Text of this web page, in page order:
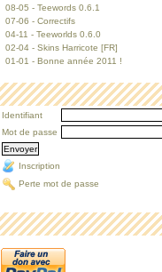
08-05 - Teewords 0.6.1
07-06 - Correctifs
04-11 - Teeworlds 0.6.0
02-04 - Skins Harricote [FR]
01-01 - Bonne année 2011 !
Identifiant
Mot de passe
Inscription
Perte mot de passe